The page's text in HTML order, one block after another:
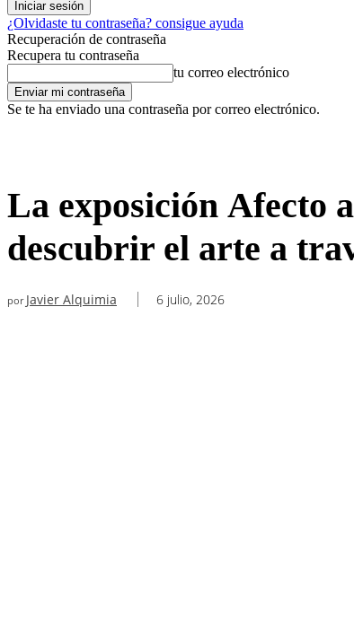
¿Olvidaste tu contraseña? consigue ayuda
Recuperación de contraseña
Recupera tu contraseña
tu correo electrónico
Se te ha enviado una contraseña por correo electrónico.
La exposición Afecto
descubrir el arte a
por Javier Alquimia 6 julio, 2026